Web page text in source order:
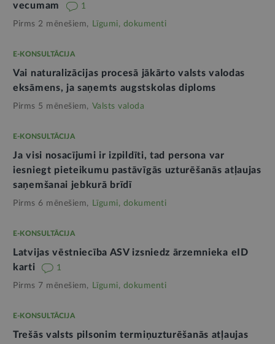
vecumam
1
Pirms 2 mēnešiem, Līgumi, dokumenti
E-KONSULTĀCIJA
Vai naturalizācijas procesā jākārto valsts valodas
eksāmens, ja saņemts augstskolas diploms
Pirms 5 mēnešiem, Valsts valoda
E-KONSULTĀCIJA
Ja visi nosacījumi ir izpildīti, tad persona var
iesniegt pieteikumu pastāvīgās uzturēšanās atļaujas
saņemšanai jebkurā brīdī
Pirms 6 mēnešiem, Līgumi, dokumenti
E-KONSULTĀCIJA
Latvijas vēstniecība ASV izsniedz ārzemnieka eID
karti
1
Pirms 7 mēnešiem, Līgumi, dokumenti
E-KONSULTĀCIJA
Trešās valsts pilsonim termiņuzturēšanās atļaujas